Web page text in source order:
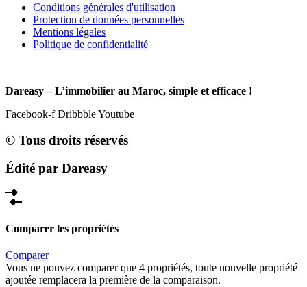
Conditions générales d'utilisation
Protection de données personnelles
Mentions légales
Politique de confidentialité
Dareasy – L’immobilier au Maroc, simple et efficace !
Facebook-f DribbbleYoutube
© Tous droits réservés
Édité par Dareasy
Comparer les propriétés
Comparer
Vous ne pouvez comparer que 4 propriétés, toute nouvelle propriété
ajoutée remplacera la première de la comparaison.